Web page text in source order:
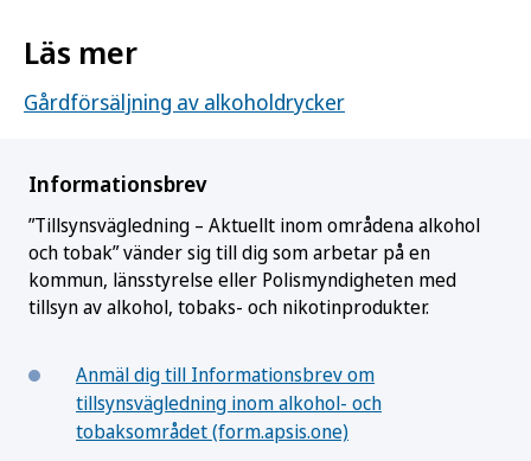
Läs mer
Gårdförsäljning av alkoholdrycker
Informationsbrev
”Tillsynsvägledning – Aktuellt inom områdena alkohol
och tobak” vänder sig till dig som arbetar på en
kommun, länsstyrelse eller Polismyndigheten med
tillsyn av alkohol, tobaks- och nikotinprodukter.
Anmäl dig till Informationsbrev om
tillsynsvägledning inom alkohol- och
tobaksområdet (form.apsis.one)